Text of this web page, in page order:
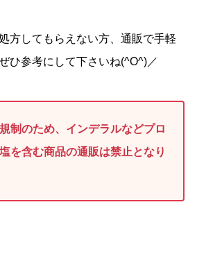
方してもらえない方、通販で手軽
ひ参考にして下さいね(^O^)／
制のため、インデラルなどプロ
を含む商品の通販は禁止となり